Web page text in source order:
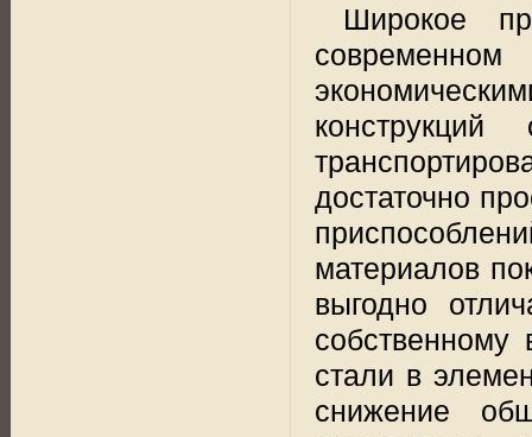
Широкое
современном
достаточно
материалов
выгодно
собственному
стали в
снижение